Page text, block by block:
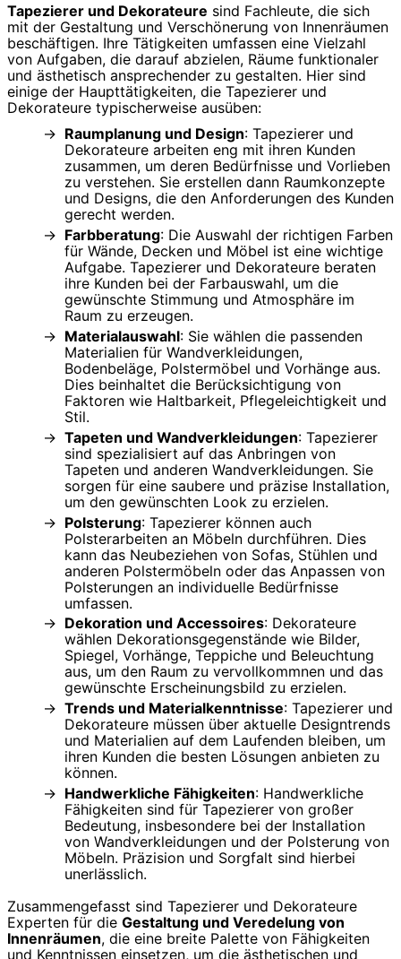
Tapezierer und Dekorateure sind Fachleute, die sich
mit der Gestaltung und Verschönerung von Innenräumen
beschäftigen. Ihre Tätigkeiten umfassen eine Vielzahl
von Aufgaben, die darauf abzielen, Räume funktionaler
und ästhetisch ansprechender zu gestalten. Hier sind
einige der Haupttätigkeiten, die Tapezierer und
Dekorateure typischerweise ausüben:
Raumplanung und Design: Tapezierer und
Dekorateure arbeiten eng mit ihren Kunden
zusammen, um deren Bedürfnisse und Vorlieben
zu verstehen. Sie erstellen dann Raumkonzepte
und Designs, die den Anforderungen des Kunden
gerecht werden.
Farbberatung: Die Auswahl der richtigen Farben
für Wände, Decken und Möbel ist eine wichtige
Aufgabe. Tapezierer und Dekorateure beraten
ihre Kunden bei der Farbauswahl, um die
gewünschte Stimmung und Atmosphäre im
Raum zu erzeugen.
Materialauswahl: Sie wählen die passenden
Materialien für Wandverkleidungen,
Bodenbeläge, Polstermöbel und Vorhänge aus.
Dies beinhaltet die Berücksichtigung von
Faktoren wie Haltbarkeit, Pflegeleichtigkeit und
Stil.
Tapeten und Wandverkleidungen: Tapezierer
sind spezialisiert auf das Anbringen von
Tapeten und anderen Wandverkleidungen. Sie
sorgen für eine saubere und präzise Installation,
um den gewünschten Look zu erzielen.
Polsterung: Tapezierer können auch
Polsterarbeiten an Möbeln durchführen. Dies
kann das Neubeziehen von Sofas, Stühlen und
anderen Polstermöbeln oder das Anpassen von
Polsterungen an individuelle Bedürfnisse
umfassen.
Dekoration und Accessoires: Dekorateure
wählen Dekorationsgegenstände wie Bilder,
Spiegel, Vorhänge, Teppiche und Beleuchtung
aus, um den Raum zu vervollkommnen und das
gewünschte Erscheinungsbild zu erzielen.
Trends und Materialkenntnisse: Tapezierer und
Dekorateure müssen über aktuelle Designtrends
und Materialien auf dem Laufenden bleiben, um
ihren Kunden die besten Lösungen anbieten zu
können.
Handwerkliche Fähigkeiten: Handwerkliche
Fähigkeiten sind für Tapezierer von großer
Bedeutung, insbesondere bei der Installation
von Wandverkleidungen und der Polsterung von
Möbeln. Präzision und Sorgfalt sind hierbei
unerlässlich.
Zusammengefasst sind Tapezierer und Dekorateure
Experten für die Gestaltung und Veredelung von
Innenräumen, die eine breite Palette von Fähigkeiten
und Kenntnissen einsetzen, um die ästhetischen und